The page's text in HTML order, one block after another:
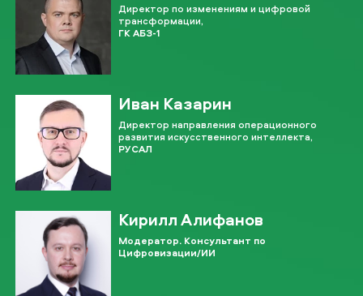
Директор по изменениям и цифровой
трансформации,
ГК АБЗ-1
Иван Казарин
Директор направления операционного
развития искусственного интеллекта,
РУСАЛ
Кирилл Алифанов
Модератор. Консультант по
Цифровизации/ИИ